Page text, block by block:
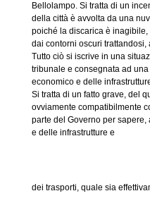
Bellolampo. Si tratta di un
della città è avvolta da una
poiché la discarica è
dai contorni oscuri
Tutto ciò si iscrive in una
tribunale e consegnata ad
economico e delle
Si tratta di un fatto grave, del
ovviamente compatibilmente
parte del Governo per
e delle infrastrutture e
dei trasporti, quale sia